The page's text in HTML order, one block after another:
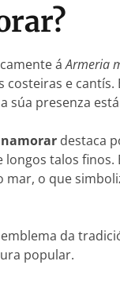
áArmeria
e cantís.
presenza
destaca
talos finos.
o que
da
popular.